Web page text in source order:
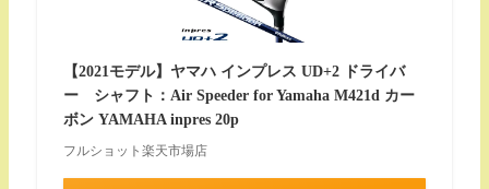
【2021モデル】ヤマハ インプレス UD+2 ドライバ
ー シャフト：Air Speeder for Yamaha M421d カー
ボン YAMAHA inpres 20p
フルショット楽天市場店